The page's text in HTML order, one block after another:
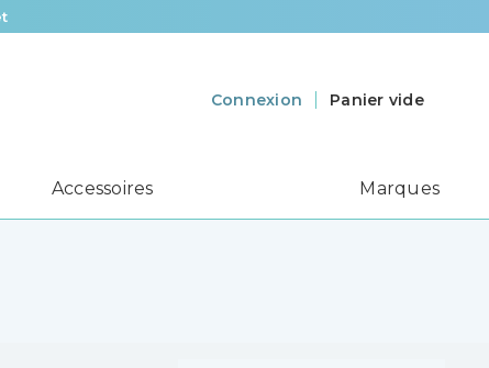
Connexion Panier vide
Accessoires Marques